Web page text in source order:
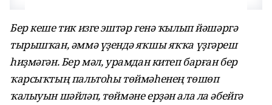
Бер кеше тик изге эштәр генә ҡылып йәшәргә
тырышҡан, әммә үҙендә яҡшы яҡҡа үҙгәреш
һиҙмәгән. Бер мәл, урамдан китеп барған бер
ҡарсыҡтың пальтоһы төймәһенең төшөп
ҡалыуын шәйләп, төймәне ерҙән ала ла әбейгә